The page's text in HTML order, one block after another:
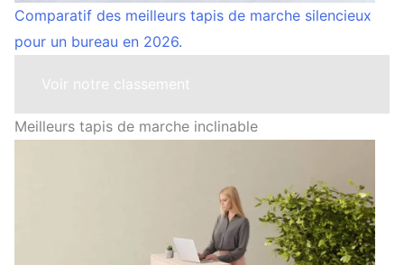
Comparatif des meilleurs tapis de marche silencieux
pour un bureau en 2026.
Voir notre classement
Meilleurs tapis de marche inclinable